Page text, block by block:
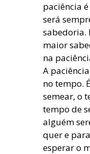
paciência
será
sabedoria.
maior
na
A
no tempo.
semear, o
tempo de
alguém
quer e
esperar o